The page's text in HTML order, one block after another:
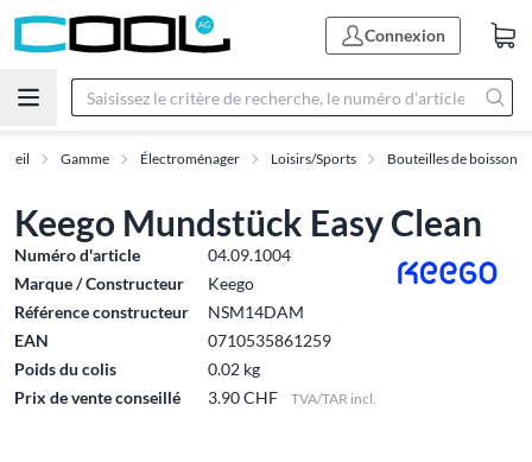
Connexion
Gamme Électroménager Loisirs/Sports Bouteilles de boisson
Keego Mundstück Easy Clean
Numéro d'article
04.09.1004
Marque / Constructeur
Keego
Référence constructeur
NSM14DAM
EAN
0710535861259
Poids du colis
0.02 kg
Prix de vente conseillé
3.90 CHF TVA/TAR incl.